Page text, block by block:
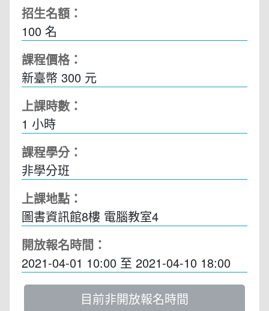
招生名額：
100 名
課程價格：
新臺幣 300 元
上課時數：
1 小時
課程學分：
非學分班
上課地點：
圖書資訊館8樓 電腦教室4
開放報名時間：
2021-04-01 10:00 至 2021-04-10 18:00
目前非開放報名時間